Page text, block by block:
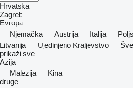
Hrvatska
Zagreb
Evropa
Njemačka
Austrija Italija
Litvanija
Ujedinjeno Kraljevstvo
prikaži sve
Azija
Malezija
Kina
druge